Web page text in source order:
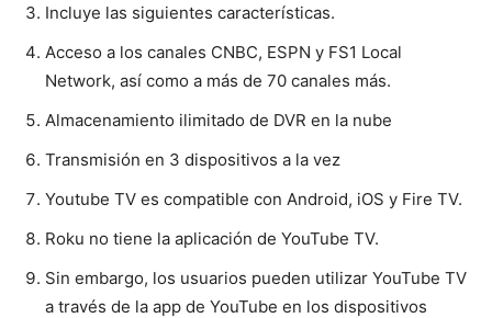
Incluye las siguientes características.
Acceso a los canales CNBC, ESPN y FS1 Local
Network, así como a más de 70 canales más.
Almacenamiento ilimitado de DVR en la nube
Transmisión en 3 dispositivos a la vez
Youtube TV es compatible con Android, iOS y Fire TV.
Roku no tiene la aplicación de YouTube TV.
Sin embargo, los usuarios pueden utilizar YouTube TV
a través de la app de YouTube en los dispositivos